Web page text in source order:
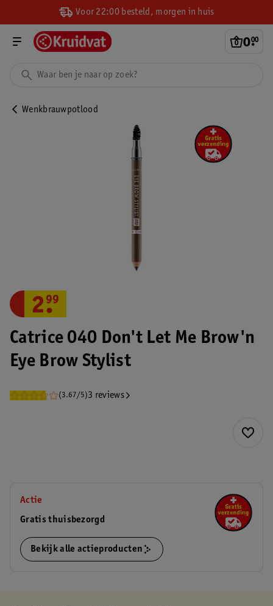
Voor 22:00 besteld, morgen in huis
0.
00
Wenkbrauwpotlood
Catrice 040 Don't Let Me Brow'n
Eye Brow Stylist
(3.67/5)3 reviews
2.
99
Actie
Gratis thuisbezorgd
Bekijk alle actieproducten